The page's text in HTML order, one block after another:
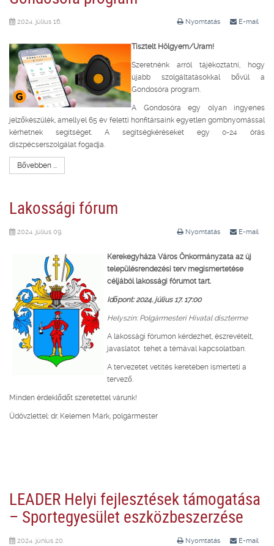
Nyomtatás E-mail
2024. július 16.
Tisztelt Hölgyem/Uram!
Szeretnénk arról tájékoztatni, hogy
újabb szolgáltatásokkal bővül a
Gondosóra program.
A Gondosóra egy olyan ingyenes
jelzőkészülék, amellyel 65 év feletti honfitársaink egyetlen gombnyomással
kérhetnek segítséget. A segítségkéréseket egy 0-24 órás
diszpécserszolgálat fogadja.
Bővebben ...
Lakossági fórum
Nyomtatás E-mail
2024. július 09.
Kerekegyháza Város Önkormányzata az új
településrendezési terv megismertetése
céljából lakossági fórumot tart.
Időpont: 2024. július 17. 17:00
Helyszín: Polgármesteri Hivatal díszterme
A lakossági fórumon kérdezhet, észrevételt,
javaslatot tehet a témával kapcsolatban.
A tervezetet vetítés keretében ismerteti a
tervező.
Minden érdeklődőt szeretettel várunk!
Üdövzlettel: dr. Kelemen Márk, polgármester
LEADER Helyi fejlesztések támogatása
– Sportegyesület eszközbeszerzése
Nyomtatás E-mail
2024. június 20.